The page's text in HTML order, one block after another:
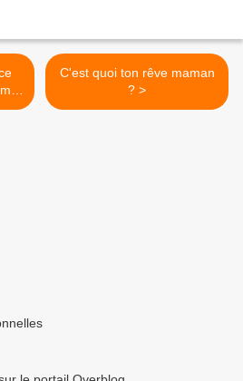
C'est quoi ton rêve maman
? >